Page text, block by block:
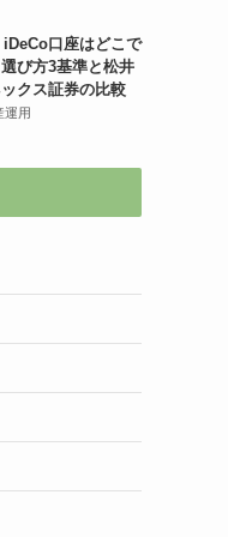
iDeCo口座はどこで
び方3基準と松井
クス証券の比較
運用